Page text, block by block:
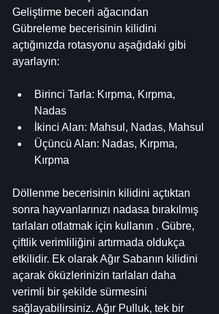
Geliştirme beceri ağacından
Gübreleme becerisinin kilidini
açtığınızda rotasyonu aşağıdaki gibi
ayarlayın:
Birinci Tarla: Kırpma, Kırpma,
Nadas
İkinci Alan: Mahsul, Nadas, Mahsul
Üçüncü Alan: Nadas, Kırpma,
Kırpma
Döllenme becerisinin kilidini açtıktan
sonra hayvanlarınızı nadasa bırakılmış
tarlaları otlatmak için kullanın . Gübre,
çiftlik verimliliğini artırmada oldukça
etkilidir. Ek olarak Ağır Sabanın kilidini
açarak öküzlerinizin tarlaları daha
verimli bir şekilde sürmesini
sağlayabilirsiniz. Ağır Pulluk, tek bir